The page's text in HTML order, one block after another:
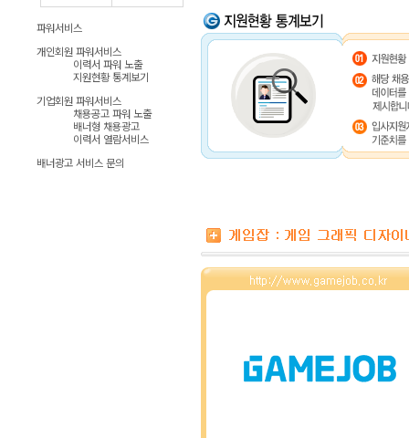
파워서비스
개인회원 파워서비스
이력서 파워 노출
지원현황 통계보기
기업회원 파워서비스
채용공고 파워 노출
배너형 채용광고
이력서 열람서비스
배너광고 서비스 문의